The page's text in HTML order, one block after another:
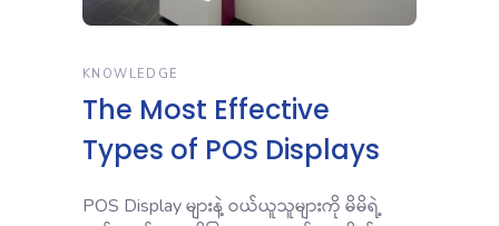
KNOWLEDGE
The Most Effective
Types of POS Displays
POS Display များနဲ့ ဝယ်ယူသူများကို မိမိရဲ့